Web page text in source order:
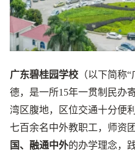
广东碧桂园学校 （以下简称
德，是一所15年一贯制民办
湾区腹地，区位交通十分便
七百余名中外教职工，师资
国、融通中外的办学理念，